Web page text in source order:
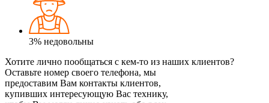
3% недовольны
Хотите лично пообщаться с кем-то из наших клиентов?
Оставьте номер своего телефона, мы
предоставим Вам контакты клиентов,
купивших интересующую Вас технику,